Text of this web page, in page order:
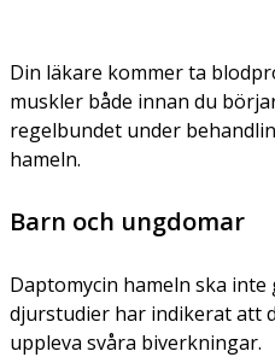
Din läkare kommer ta
muskler både innan du
regelbundet under
hameln.
Barn och ungdomar
Daptomycin hameln ska
djurstudier har indikerat att
uppleva svåra biverkningar.